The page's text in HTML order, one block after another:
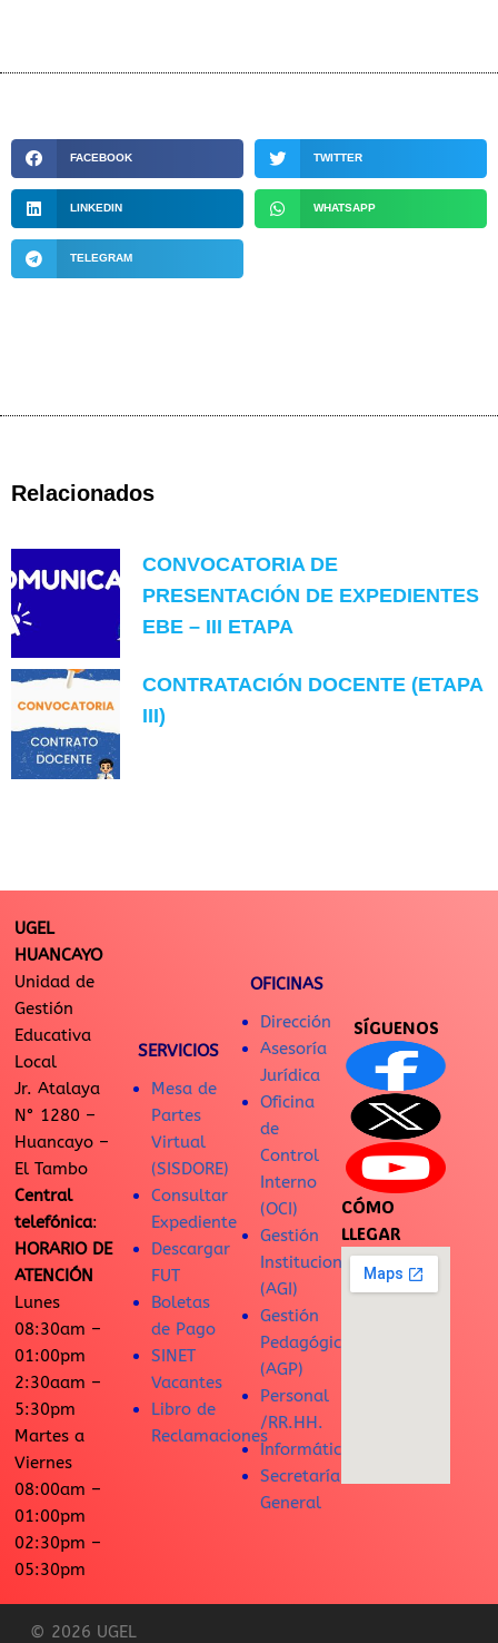
FACEBOOK TWITTER
LINKEDIN WHATSAPP
TELEGRAM
Relacionados
CONVOCATORIA DE
PRESENTACIÓN DE EXPEDIENTES
EBE – III ETAPA
CONTRATACIÓN DOCENTE (ETAPA
III)
UGEL
HUANCAYO
Unidad de
Gestión
Educativa
Local
Jr. Atalaya
N° 1280 –
Huancayo –
El Tambo
Central
telefónica:
HORARIO DE
ATENCIÓN
Lunes
08:30am –
01:00pm
2:30aam –
5:30pm
Martes a
Viernes
08:00am –
01:00pm
02:30pm –
05:30pm
SERVICIOS
Mesa de
Partes
Virtual
(SISDORE)
Consultar
Expediente
Descargar
FUT
Boletas
de Pago
SINET
Vacantes
Libro de
Reclamaciones
OFICINAS
Dirección
Asesoría
Jurídica
Oficina
de
Control
Interno
(OCI)
Gestión
Institucional
(AGI)
Gestión
Pedagógica
(AGP)
Personal
/RR.HH.
Informática
Secretaría
General
SÍGUENOS
CÓMO
LLEGAR
© 2026 UGEL